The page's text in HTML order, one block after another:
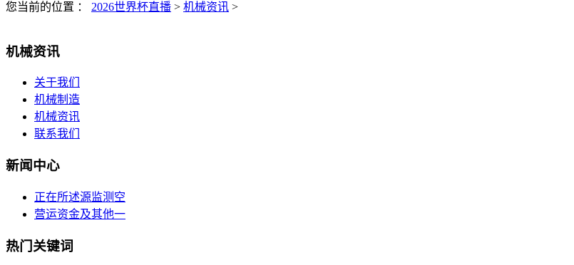
您当前的位置 ： 2026世界杯直播 > 机械资讯 >
机械资讯
关于我们
机械制造
机械资讯
联系我们
新闻中心
正在所述源监测空
营运资金及其他一
热门关键词